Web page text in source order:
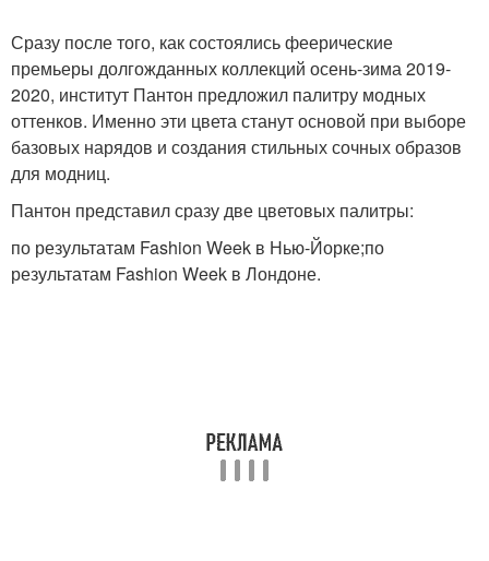
Сразу после того, как состоялись феерические
премьеры долгожданных коллекций осень-зима 2019-
2020, институт Пантон предложил палитру модных
оттенков. Именно эти цвета станут основой при выборе
базовых нарядов и создания стильных сочных образов
для модниц.
Пантон представил сразу две цветовых палитры:
по результатам Fashion Week в Нью-Йорке;по
результатам Fashion Week в Лондоне.